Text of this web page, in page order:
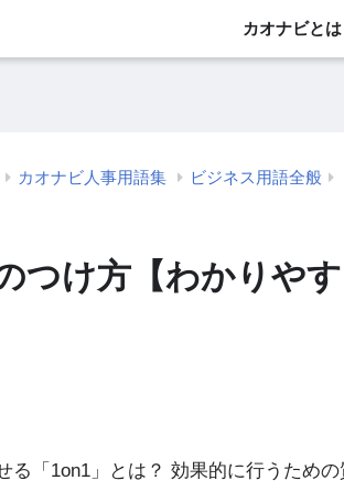
カオナビとは
カオナビ人事用語集 ビジネス用語全般
つけ方【わかりや
る「1on1」とは？ 効果的に行うため